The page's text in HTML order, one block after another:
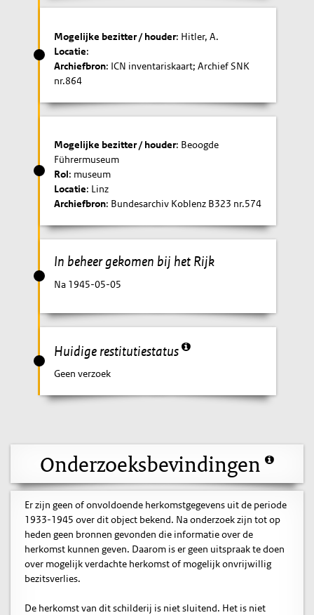
Mogelijke bezitter / houder: Hitler, A.
Locatie:
Archiefbron: ICN inventariskaart; Archief SNK
nr.864
Mogelijke bezitter / houder: Beoogde
Führermuseum
Rol: museum
Locatie: Linz
Archiefbron: Bundesarchiv Koblenz B323 nr.574
In beheer gekomen bij het Rijk
Na 1945-05-05
Huidige restitutiestatus
Geen verzoek
Onderzoeksbevindingen
Er zijn geen of onvoldoende herkomstgegevens uit de periode
1933-1945 over dit object bekend. Na onderzoek zijn tot op
heden geen bronnen gevonden die informatie over de
herkomst kunnen geven. Daarom is er geen uitspraak te doen
over mogelijk verdachte herkomst of mogelijk onvrijwillig
bezitsverlies.
De herkomst van dit schilderij is niet sluitend. Het is niet